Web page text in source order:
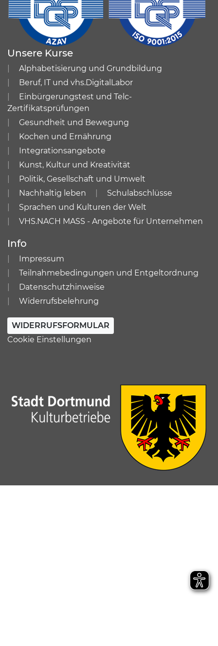
Unsere Kurse
Alphabetisierung und Grundbildung
Beruf, IT und vhs.DigitalLabor
Einbürgerungstest und Telc-
Zertifikatsprüfungen
Gesundheit und Bewegung
Kochen und Ernährung
Integrationsangebote
Kunst, Kultur und Kreativität
Politik, Gesellschaft und Umwelt
Nachhaltig leben
Schulabschlüsse
Sprachen und Kulturen der Welt
VHS.NACH MASS - Angebote für Unternehmen
Info
Impressum
Teilnahmebedingungen und Entgeltordnung
Datenschutzhinweise
Widerrufsbelehrung
WIDERRUFSFORMULAR
Cookie Einstellungen